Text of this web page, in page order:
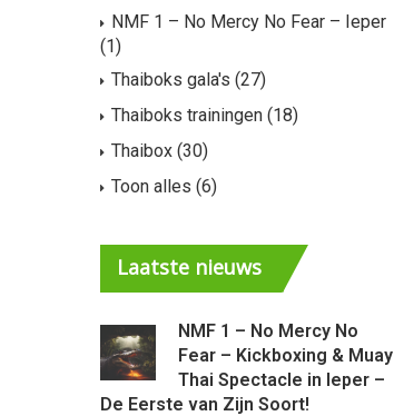
NMF 1 – No Mercy No Fear – Ieper
(1)
Thaiboks gala's (27)
Thaiboks trainingen (18)
Thaibox (30)
Toon alles (6)
Laatste nieuws
NMF 1 – No Mercy No
Fear – Kickboxing & Muay
Thai Spectacle in Ieper –
De Eerste van Zijn Soort!